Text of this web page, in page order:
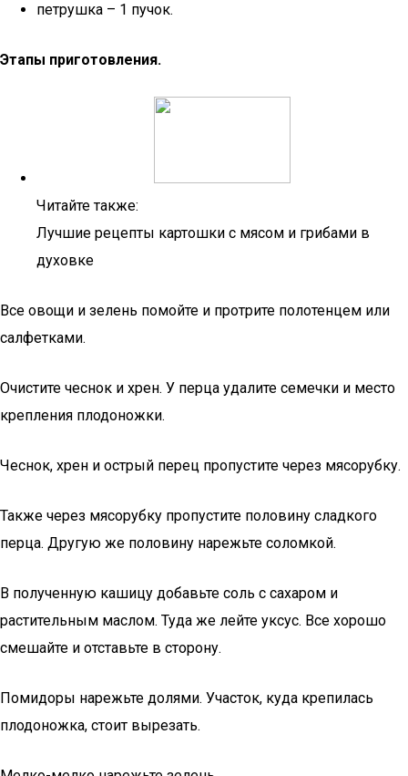
петрушка – 1 пучок.
Этапы приготовления.
Читайте также:
Лучшие рецепты картошки с мясом и грибами в
духовке
Все овощи и зелень помойте и протрите полотенцем или
салфетками.
Очистите чеснок и хрен. У перца удалите семечки и место
крепления плодоножки.
Чеснок, хрен и острый перец пропустите через мясорубку.
Также через мясорубку пропустите половину сладкого
перца. Другую же половину нарежьте соломкой.
В полученную кашицу добавьте соль с сахаром и
растительным маслом. Туда же лейте уксус. Все хорошо
смешайте и отставьте в сторону.
Помидоры нарежьте долями. Участок, куда крепилась
плодоножка, стоит вырезать.